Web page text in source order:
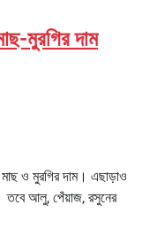
মুরগির দাম
ও মুরগির দাম। এছাড়াও
তবে আলু, পেঁয়াজ, রসুনের